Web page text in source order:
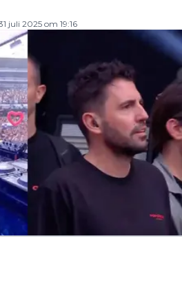
juli 2025 om 19:16